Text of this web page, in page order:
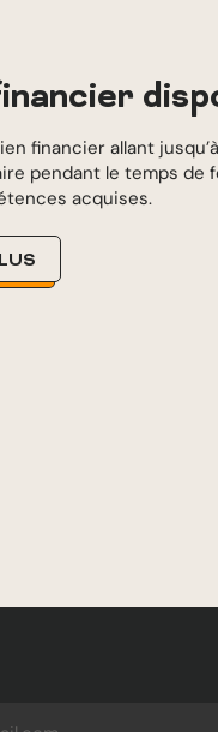
financier allant
pendant le temps de
acquises.